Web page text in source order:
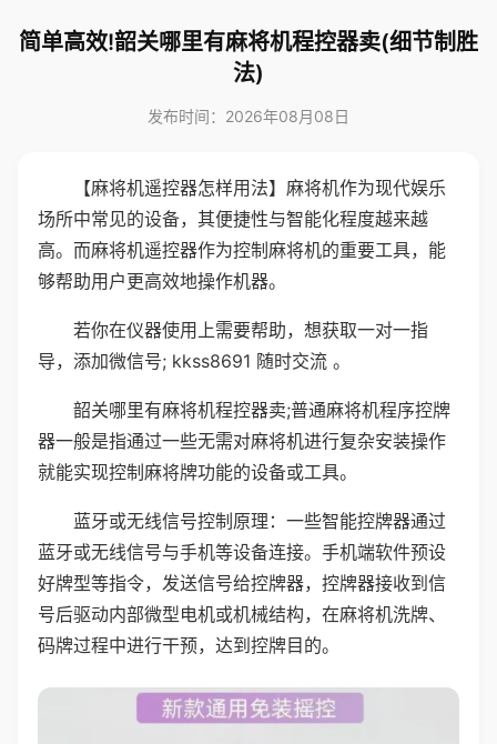
简单高效!韶关哪里有麻将机程控器卖(细节制胜
法)
发布时间：2026年08月08日
【麻将机遥控器怎样用法】麻将机作为现代娱乐
场所中常见的设备，其便捷性与智能化程度越来越
高。而麻将机遥控器作为控制麻将机的重要工具，能
够帮助用户更高效地操作机器。
若你在仪器使用上需要帮助，想获取一对一指
导，添加微信号; kkss8691 随时交流 。
韶关哪里有麻将机程控器卖;普通麻将机程序控牌
器一般是指通过一些无需对麻将机进行复杂安装操作
就能实现控制麻将牌功能的设备或工具。
蓝牙或无线信号控制原理：一些智能控牌器通过
蓝牙或无线信号与手机等设备连接。手机端软件预设
好牌型等指令，发送信号给控牌器，控牌器接收到信
号后驱动内部微型电机或机械结构，在麻将机洗牌、
码牌过程中进行干预，达到控牌目的。